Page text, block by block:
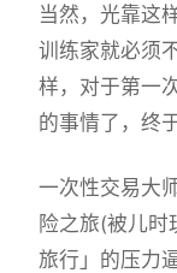
当然，光靠这
训练家就必须
样，对于第一
的事情了，终
一次性交易大
险之旅(被儿时
旅行」的压力